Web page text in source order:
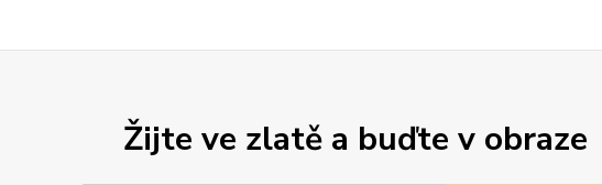
Žijte ve zlatě a buďte v obraze